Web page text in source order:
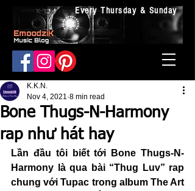
Every Thursday & Sunday
Bone Thugs-N-Harmony
rap như hát hay
K.K.N.
Nov 4, 2021 8 min read
Lần đầu tôi biết tới Bone Thugs-N-
Harmony là qua bài “Thug Luv” rap
chung với Tupac trong album The Art